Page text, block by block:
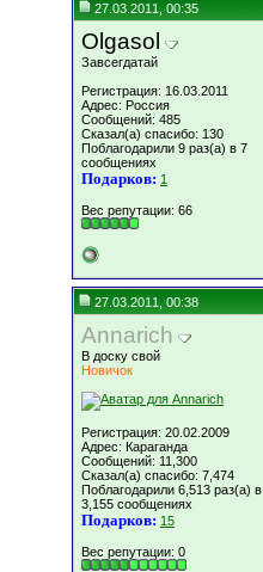
27.03.2011, 00:35
Olgasol
Завсегдатай
Регистрация: 16.03.2011
Адрес: Россия
Сообщений: 485
Сказал(а) спасибо: 130
Поблагодарили 9 раз(а) в 7
сообщениях
Подарков: 1
Вес репутации: 66
27.03.2011, 00:38
Annarich
В доску свой
Новичок
Регистрация: 20.02.2009
Адрес: Караганда
Сообщений: 11,300
Сказал(а) спасибо: 7,474
Поблагодарили 6,513 раз(а) в
3,155 сообщениях
Подарков: 15
Вес репутации: 0